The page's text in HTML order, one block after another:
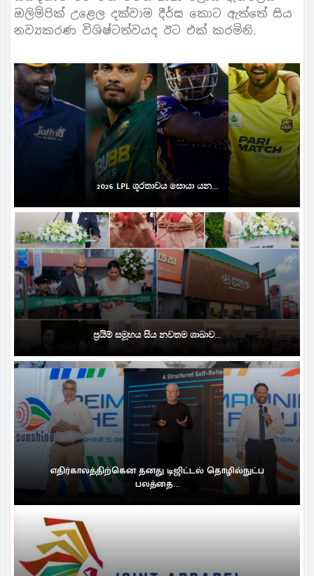
ඔලිම්පික් උළෙල දක්වාම දීර්ඝ කොට ඇත්තේ සිය
නව්‍යකරණ විශිෂ්ටත්වයද ඊට එක් කරමිනි.
2026 LPL ශූරතාවය සොයා යන...
ප්‍රයිම් සමූහය සිය නවතම ශාඛාව...
எதிர்காலத்திற்கென தனது டிஜிட்டல் தொழில்நுட்ப
பலத்தை...